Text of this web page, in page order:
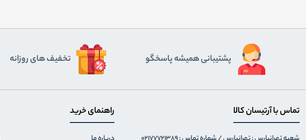
پشتیبانی همیشه پاسخگو تخفیف های روزانه
تماس با آرتیسان کالا راهنمای خرید